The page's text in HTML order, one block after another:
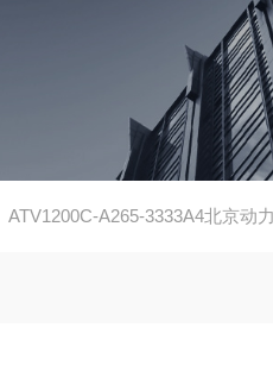
ATV1200C-A265-3333A4北京动